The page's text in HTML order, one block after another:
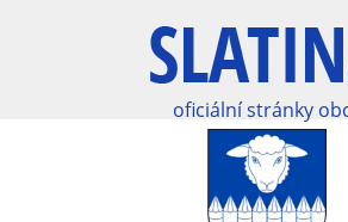
oficiální stránky